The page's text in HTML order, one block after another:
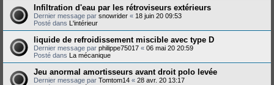
Infiltration d'eau par les rétroviseurs extérieurs
Dernier message par snowrider « 18 juin 20 09:53
Posté dans L'intérieur
liquide de refroidissement miscible avec type D
Dernier message par philippe75017 « 06 mai 20 20:59
Posté dans La mécanique
Jeu anormal amortisseurs avant droit polo levée
Dernier message par Tomtom14 « 28 avr. 20 13:17